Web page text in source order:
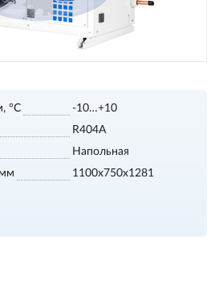
°С
-10…+10
R404A
Напольная
1100х750х1281